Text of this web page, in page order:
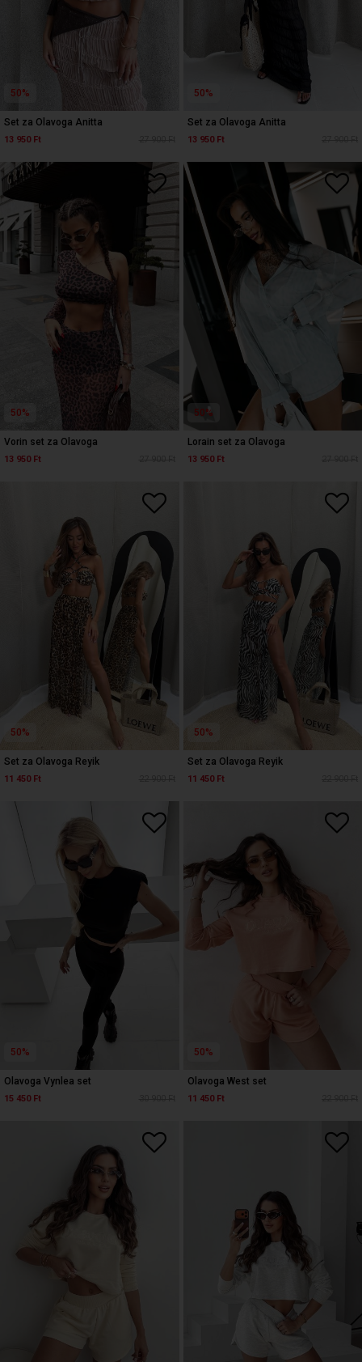
50%
Set za Olavoga Anitta
13 950 Ft
50%
Set za Olavoga Anitta
13 950 Ft
50%
Vorin set za Olavoga
13 950 Ft
50%
Lorain set za Olavoga
13 950 Ft
50%
Set za Olavoga Reyik
11 450 Ft
50%
Set za Olavoga Reyik
11 450 Ft
50%
Olavoga Vynlea set
15 450 Ft
50%
Olavoga West set
11 450 Ft